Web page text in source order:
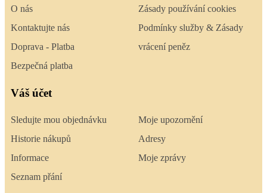
O nás
Kontaktujte nás
Doprava - Platba
Bezpečná platba
Zásady používání cookies
Podmínky služby & Zásady
vrácení peněz
Váš účet
Sledujte mou objednávku
Historie nákupů
Informace
Seznam přání
Moje upozornění
Adresy
Moje zprávy